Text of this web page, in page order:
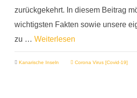
zurückgekehrt. In diesem Beitrag
wichtigsten Fakten sowie unsere
zu … Weiterlesen
Kanarische Inseln Corona Virus [Covid-19]